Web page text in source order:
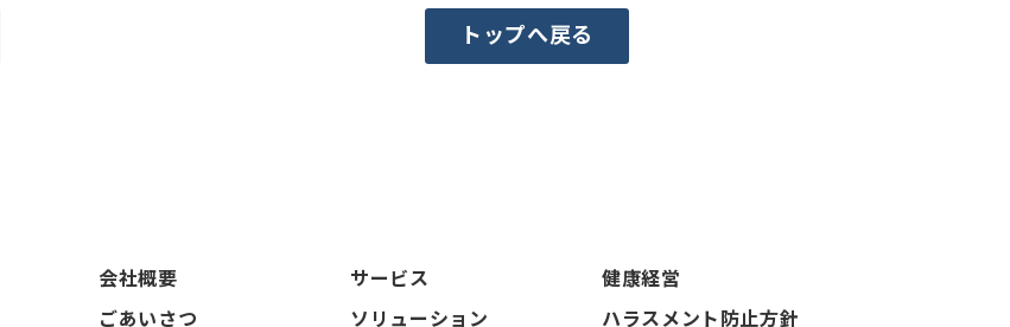
トップへ戻る
会社概要
ごあいさつ
サービス
ソリューション
健康経営
ハラスメント防止方針